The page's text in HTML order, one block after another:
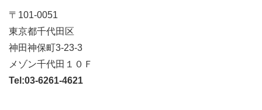
〒101-0051
東京都千代田区
神田神保町3-23-3
メゾン千代田１０Ｆ
Tel:03-6261-4621